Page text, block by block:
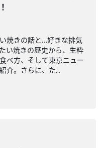
焼きの話と…好きな排気
い焼きの歴史から、生粋
べ方、そして東京ニュー
介。さらに、た...